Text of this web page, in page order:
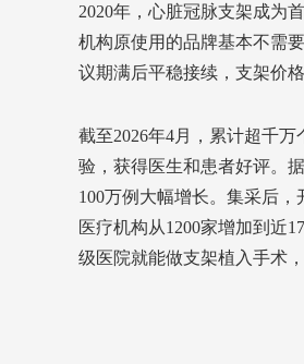
2020年，心脏冠脉支架成为
机构原使用的品牌基本不需
议期满后平稳接续，支架价
截至2026年4月，累计超千
验，获得医生和患者好评。
100万例大幅增长。集采后，
医疗机构从1200家增加到近
级医院就能做支架植入手术